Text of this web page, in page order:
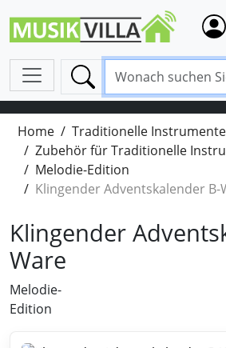
Home
Traditionelle Instrumente
Zubehör für Traditionelle
Melodie-Edition
Klingender Adventskalender B-
Klingender
Ware
Melodie-
Edition